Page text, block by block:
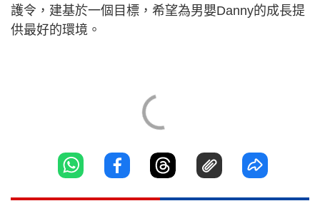
護令，建基於一個目標，希望為男嬰Danny的成長提
供最好的環境。